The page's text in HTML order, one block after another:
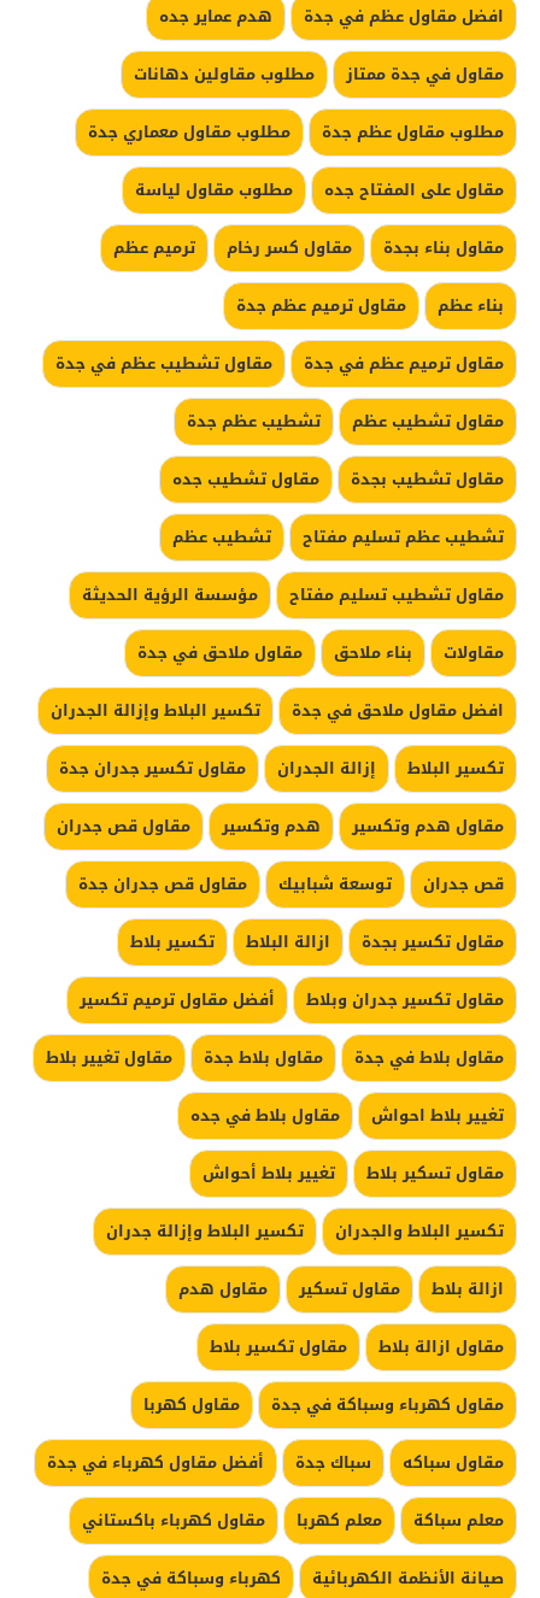
افضل مقاول عظم في جدة
هدم عماير جده
مقاول في جدة ممتاز
مطلوب مقاولين دهانات
مطلوب مقاول عظم جدة
مطلوب مقاول معماري جدة
مقاول على المفتاح جده
مطلوب مقاول لياسة
مقاول بناء بجدة
مقاول كسر رخام
ترميم عظم
بناء عظم
مقاول ترميم عظم جدة
مقاول ترميم عظم في جدة
مقاول تشطيب عظم في جدة
مقاول تشطيب عظم
تشطيب عظم جدة
مقاول تشطيب بجدة
مقاول تشطيب جده
تشطيب عظم تسليم مفتاح
تشطيب عظم
مقاول تشطيب تسليم مفتاح
مؤسسة الرؤية الحديثة
مقاولات
بناء ملاحق
مقاول ملاحق في جدة
افضل مقاول ملاحق في جدة
تكسير البلاط وإزالة الجدران
تكسير البلاط
إزالة الجدران
مقاول تكسير جدران جدة
مقاول هدم وتكسير
هدم وتكسير
مقاول قص جدران
قص جدران
توسعة شبابيك
مقاول قص جدران جدة
مقاول تكسير بجدة
ازالة البلاط
تكسير بلاط
مقاول تكسير جدران وبلاط
أفضل مقاول ترميم تكسير
مقاول بلاط في جدة
مقاول بلاط جدة
مقاول تغيير بلاط
تغيير بلاط احواش
مقاول بلاط في جده
مقاول تسكير بلاط
تغيير بلاط أحواش
تكسير البلاط والجدران
تكسير البلاط وإزالة جدران
ازالة بلاط
مقاول تسكير
مقاول هدم
مقاول ازالة بلاط
مقاول تكسير بلاط
مقاول كهرباء وسباكة في جدة
مقاول كهربا
مقاول سباكه
سباك جدة
أفضل مقاول كهرباء في جدة
معلم سباكة
معلم كهربا
مقاول كهرباء باكستاني
صيانة الأنظمة الكهربائية
كهرباء وسباكة في جدة